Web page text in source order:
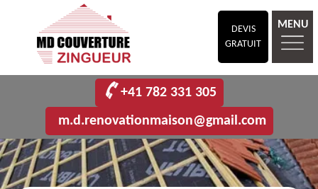
DEVIS
GRATUIT
MENU
+41 782 331 305
m.d.renovationmaison@gmail.com